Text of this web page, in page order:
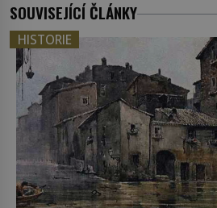
SOUVISEJÍCÍ ČLÁNKY
HISTORIE